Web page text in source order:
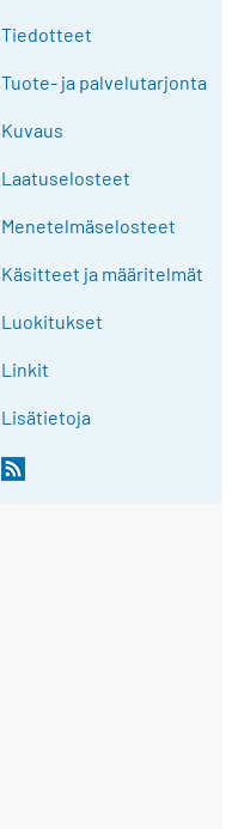
Tiedotteet
Tuote- ja palvelutarjonta
Kuvaus
Laatuselosteet
Menetelmäselosteet
Käsitteet ja määritelmät
Luokitukset
Linkit
Lisätietoja